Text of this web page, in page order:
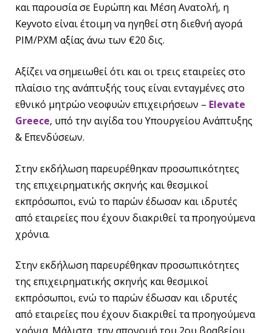
και παρουσία σε Ευρώπη και Μέση Ανατολή, η
Keyvoto είναι έτοιμη να ηγηθεί στη διεθνή αγορά
PIM/PXM αξίας άνω των €20 δις.
Αξίζει να σημειωθεί ότι και οι τρεις εταιρείες στο
πλαίσιο της ανάπτυξής τους είναι ενταγμένες στο
εθνικό μητρώο νεοφυών επιχειρήσεων – Elevate
Greece, υπό την αιγίδα του Υπουργείου Ανάπτυξης
& Επενδύσεων.
Στην εκδήλωση παρευρέθηκαν προσωπικότητες
της επιχειρηματικής σκηνής και θεσμικοί
εκπρόσωποι, ενώ το παρών έδωσαν και ιδρυτές
από εταιρείες που έχουν διακριθεί τα προηγούμενα
χρόνια.
Στην εκδήλωση παρευρέθηκαν προσωπικότητες
της επιχειρηματικής σκηνής και θεσμικοί
εκπρόσωποι, ενώ το παρών έδωσαν και ιδρυτές
από εταιρείες που έχουν διακριθεί τα προηγούμενα